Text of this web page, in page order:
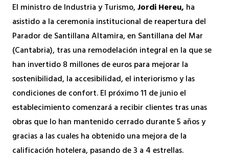
El ministro de Industria y Turismo,Jordi Hereu, ha
asistido a la ceremonia institucional de reapertura del
Parador de Santillana Altamira, en Santillana del Mar
(Cantabria), tras una remodelación integral en la que se
han invertido 8 millones de euros para mejorar la
sostenibilidad, la accesibilidad, el interiorismo y las
condiciones de confort. El próximo 11 de junio el
establecimiento comenzará a recibir clientes tras unas
obras que lo han mantenido cerrado durante 5 años y
gracias a las cuales ha obtenido una mejora de la
calificación hotelera, pasando de 3 a 4 estrellas.